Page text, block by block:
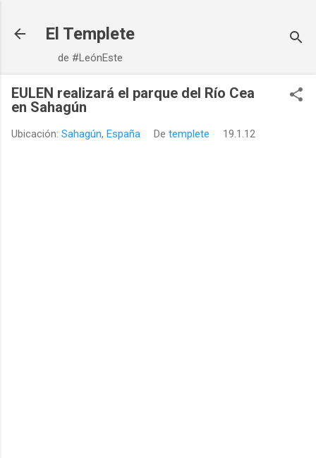
El Templete
de #LeónEste
EULEN realizará el parque del Río Cea
en Sahagún
Ubicación: Sahagún, España De templete 19.1.12